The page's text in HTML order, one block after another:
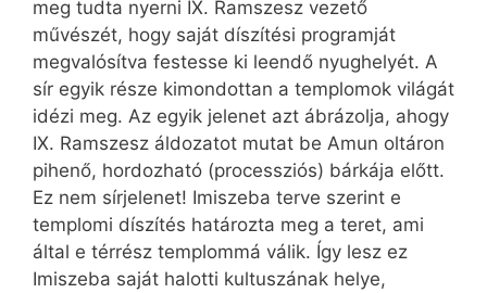
meg tudta nyerni IX. Ramszesz vezető
művészét, hogy saját díszítési programját
megvalósítva festesse ki leendő nyughelyét. A
sír egyik része kimondottan a templomok világát
idézi meg. Az egyik jelenet azt ábrázolja, ahogy
IX. Ramszesz áldozatot mutat be Amun oltáron
pihenő, hordozható (processziós) bárkája előtt.
Ez nem sírjelenet! Imiszeba terve szerint e
templomi díszítés határozta meg a teret, ami
által e térrész templommá válik. Így lesz ez
Imiszeba saját halotti kultuszának helye,